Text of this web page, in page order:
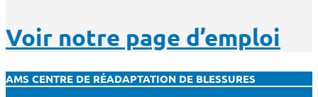
Voir notre page d’emploi
AMS CENTRE DE RÉADAPTATION DE BLESSURES